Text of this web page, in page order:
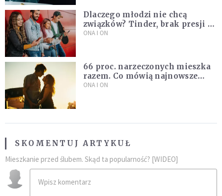
Dlaczego młodzi nie chcą
związków? Tinder, brak presji i
nowe podejście do miłości
ONA I ON
66 proc. narzeczonych mieszka
razem. Co mówią najnowsze
badania ISKK?
ONA I ON
SKOMENTUJ ARTYKUŁ
Mieszkanie przed ślubem. Skąd ta popularność? [WIDEO]